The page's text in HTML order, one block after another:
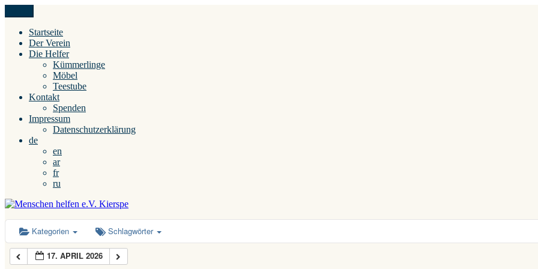
Inhalt
springen
Menschen helfen e.V. Kierspe
Startseite
Der Verein
Die Helfer
Kümmerlinge
Möbel
Teestube
Kontakt
Spenden
Impressum
Datenschutzerklärung
de
en
ar
fr
ru
Kategorien Schlagwörter
17. APRIL 2026